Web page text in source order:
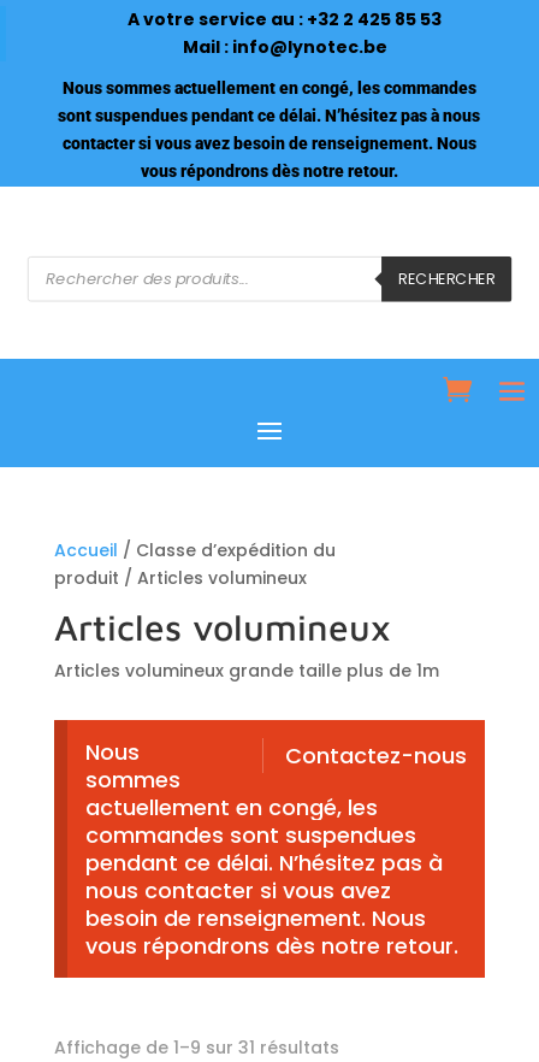
A votre service au : +32 2 425 85 53
Mail : info@lynotec.be
Nous sommes actuellement en congé, les commandes
sont suspendues pendant ce délai. N’hésitez pas à nous
contacter si vous avez besoin de renseignement. Nous
vous répondrons dès notre retour.
Recherche
de
produits
RECHERCHER
Accueil / Classe d’expédition du
produit / Articles volumineux
Articles volumineux
Articles volumineux grande taille plus de 1m
Contactez-nous
Nous
sommes
actuellement en congé, les
commandes sont suspendues
pendant ce délai. N’hésitez pas à
nous contacter si vous avez
besoin de renseignement. Nous
vous répondrons dès notre retour.
Affichage de 1–9 sur 31 résultatsTrié